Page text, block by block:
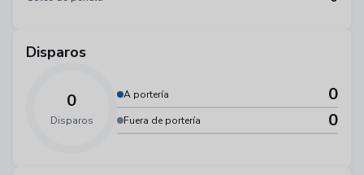
Disparos
0
Disparos
A portería 0
Fuera de portería 0